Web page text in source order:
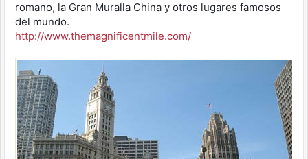
romano, la Gran Muralla China y otros lugares famosos
del mundo.
http://www.themagnificentmile.com/